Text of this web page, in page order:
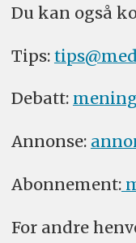
Du kan også
Tips:
Debatt:
Annonse:
Abonnement:
For andre